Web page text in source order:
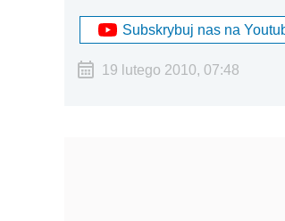
Subskrybuj nas na
19 lutego 2010, 07:48